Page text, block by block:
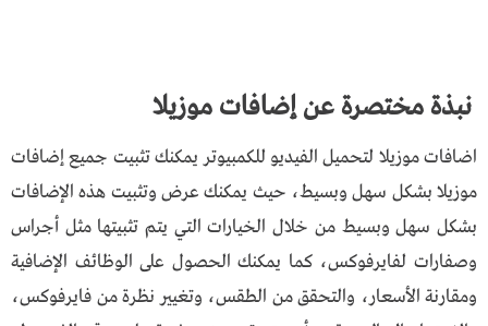
نبذة مختصرة عن إضافات موزيلا
اضافات موزيلا لتحميل الفيديو للكمبيوتر يمكنك تثبيت جميع إضافات
موزيلا بشكل سهل وبسيط، حيث يمكنك عرض وتثبيت هذه الإضافات
بشكل سهل وبسيط من خلال الخيارات التي يتم تثبيتها مثل أجراس
وصفارات لفايرفوكس، كما يمكنك الحصول على الوظائف الإضافية
ومقارنة الأسعار، والتحقق من الطقس، وتغيير نظرة من فايرفوكس،